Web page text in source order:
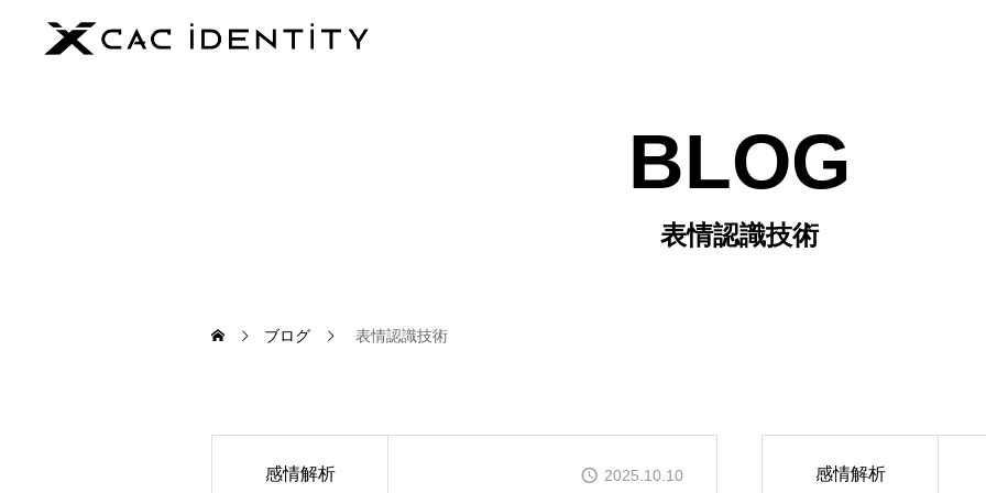
BLOG
表情認識技術
ブログ 表情認識技術
感情解析 2025.10.10 感情解析